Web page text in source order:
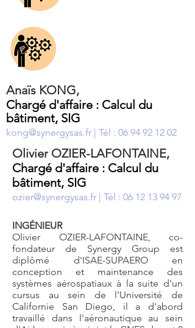
INGÉNIEUR
Olivier OZIER-LAFONTAINE, co-
fondateur de Synergy Group est
diplômé d'ISAE-SUPAERO en
conception et maintenance des
systèmes aérospatiaux à la suite d'un
cursus au sein de l'Université de
Californie San Diego, il a d'abord
travaillé dans l'aéronautique au sein
Olivier OZIER-LAFONTAINE,
Chargé d'affaire : Calcul du
bâtiment, SIG
ozier@synergysas.fr | Tél : 06 12 13 94 97
Anaïs KONG,
Chargé d'affaire : Calcul du
bâtiment, SIG
kong@synergysas.fr | Tél : 06 94 92 12 02